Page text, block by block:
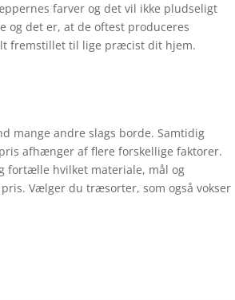
farver og det vil ikke pludseligt
og det er, at de oftest produceres
fremstillet til lige præcist dit hjem.
mange andre slags borde. Samtidig
afhænger af flere forskellige faktorer.
fortælle hvilket materiale, mål og
Vælger du træsorter, som også vokser